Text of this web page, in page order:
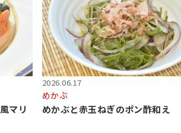
マリ
2026.06.17
めかぶ
めかぶと赤玉ねぎのポン酢和え